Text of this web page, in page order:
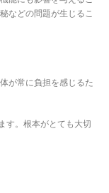
などの問題が生じるこ
が常に負担を感じるた
す。根本がとても大切